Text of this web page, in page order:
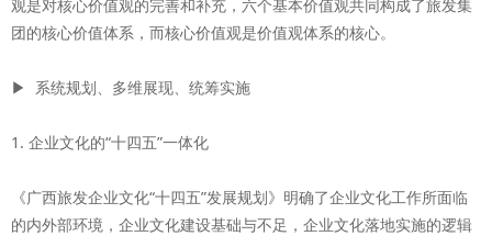
观是对核心价值观的完善和补充，六个基本价值观共同构成了旅发集
团的核心价值体系，而核心价值观是价值观体系的核心。
▶ 系统规划、多维展现、统筹实施
1. 企业文化的“十四五”一体化
《广西旅发企业文化“十四五”发展规划》明确了企业文化工作所面临
的内外部环境，企业文化建设基础与不足，企业文化落地实施的逻辑